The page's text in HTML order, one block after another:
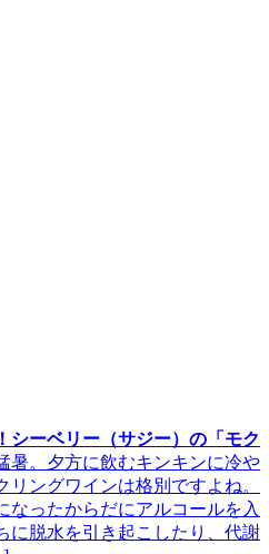
シーベリー（サジー）の「モク
暑。夕方に飲むキンキンに冷や
リングワインは格別ですよね。
なったからだにアルコールを入
に脱水を引き起こしたり、代謝